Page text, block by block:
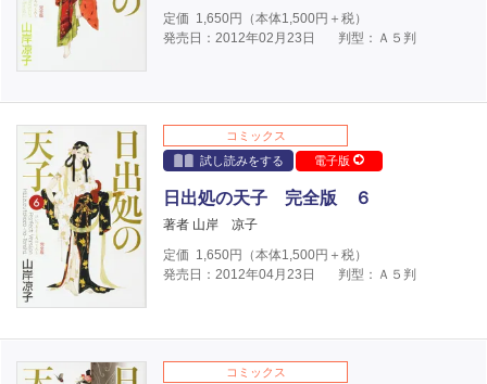
定価 1,650円（本体1,500円＋税）
発売日：2012年02月23日
判型：Ａ５判
コミックス
試し読みをする
電子版
日出処の天子 完全版 ６
著者 山岸 凉子
定価 1,650円（本体1,500円＋税）
発売日：2012年04月23日
判型：Ａ５判
コミックス